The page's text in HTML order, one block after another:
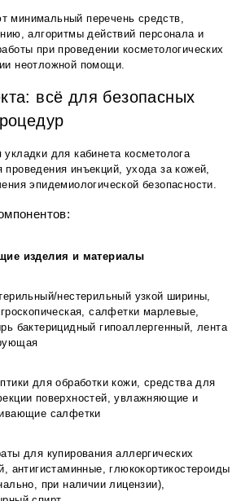
минимальный перечень средств,
алгоритмы действий персонала и
при проведении косметологических
неотложной помощи.
всё для безопасных
укладки для кабинета косметолога
инъекций, ухода за кожей,
эпидемиологической безопасности.
изделия и материалы
нестерильный узкой ширины,
салфетки марлевые,
бактерицидный гипоаллергенный, лента
для обработки кожи, средства для
поверхностей, увлажняющие и
салфетки
для купирования аллергических
антигистаминные, глюкокортикостероиды
при наличии лицензии),